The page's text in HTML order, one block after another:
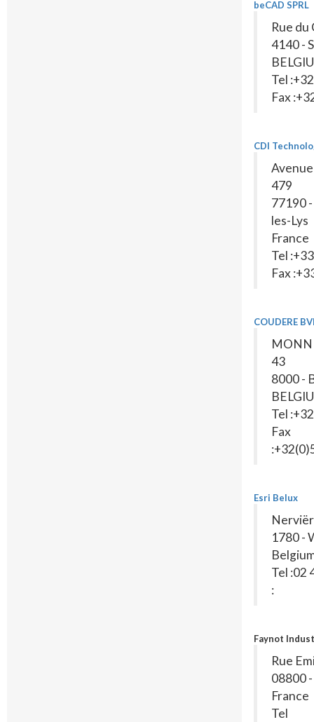
beCAD SPRL
Rue
4140 -
Tel
Fax
CDI
479
77190
les-Lys
France
Tel
Fax
COUDERE
43
8000 -
Tel
Fax
Esri Belux
1780 -
Tel :02
:
Faynot
Rue
08800
France
Tel